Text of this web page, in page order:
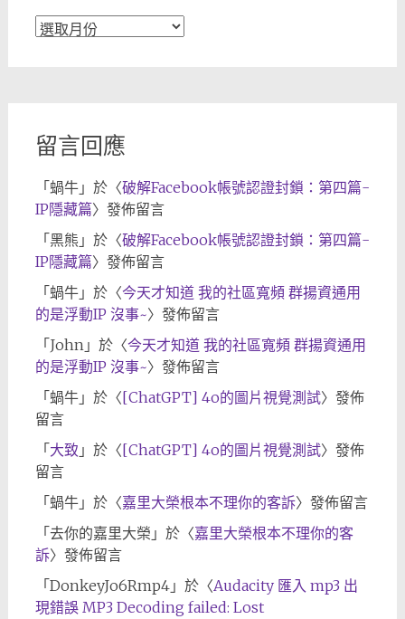
文
留言回應
「 蝸牛」於〈破解Facebook帳號認證封鎖：第四篇-
IP隱藏篇〉發佈留言
「 黑熊 」於〈破解Facebook帳號認證封鎖：第四篇-
IP隱藏篇〉發佈留言
「 蝸牛」於〈今天才知道 我的社區寬頻 群揚資通用
的是浮動IP 沒事~〉發佈留言
「 John」於〈今天才知道 我的社區寬頻 群揚資通用
的是浮動IP 沒事~〉發佈留言
「 蝸牛」於〈[ChatGPT] 4o的圖片視覺測試〉發佈
留言
「 大致 」於〈[ChatGPT] 4o的圖片視覺測試〉發佈
留言
「 蝸牛」於〈嘉里大榮根本不理你的客訴〉發佈留言
「 去你的嘉里大榮 」於〈嘉里大榮根本不理你的客
訴〉發佈留言
「 DonkeyJo6Rmp4」於〈Audacity 匯入 mp3 出
現錯誤 MP3 Decoding failed: Lost